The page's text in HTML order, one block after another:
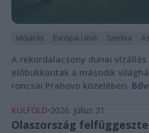
Időjárás Európai Unió Szerbia
A rekordalacsony dunai
előbukkantak a második
roncsai Prahovo közelében.
KÜLFÖLD 2026. július 31.
Olaszország